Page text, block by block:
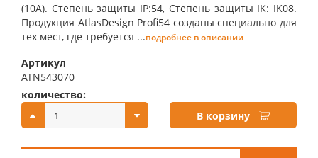
(10А). Степень защиты IP:54, Степень защиты IK: IK08.
Продукция AtlasDesign Profi54 созданы специально для
тех мест, где требуется ...подробнее в описании
Артикул
ATN543070
количество:
В корзину